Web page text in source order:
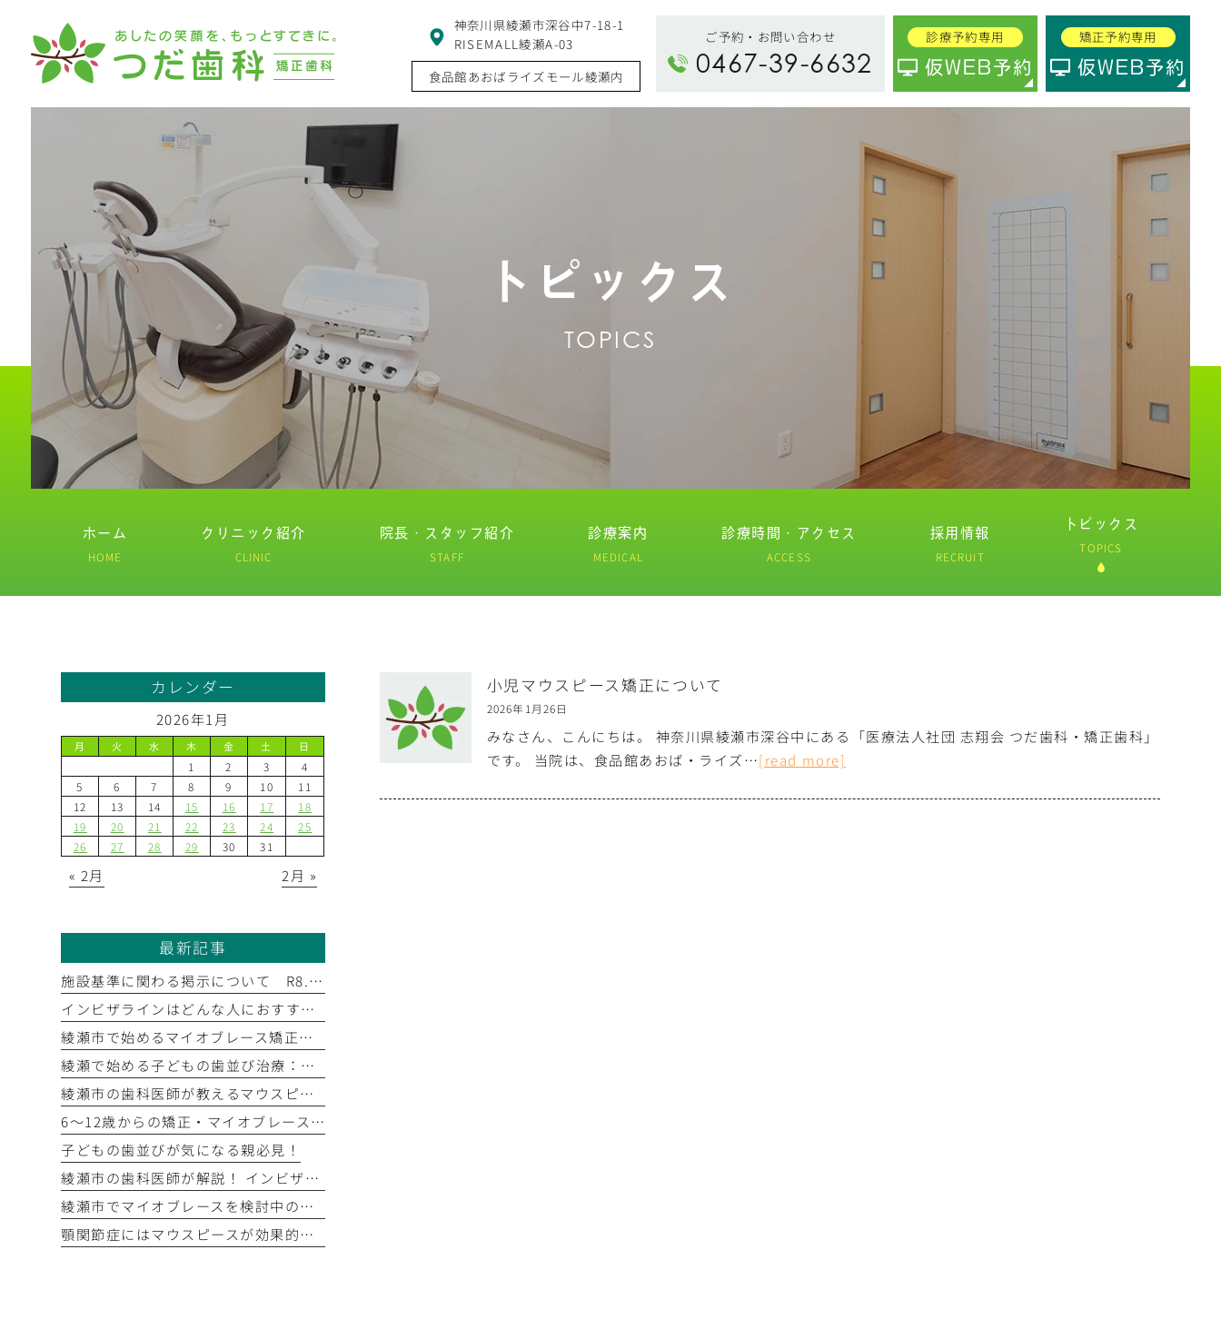
神奈川県綾瀬市深谷中7-18-1
RISEMALL綾瀬A-03
食品館あおばライズモール綾瀬内
ご予約・お問い合わせ
0467-39-6632
診療予約専用
仮WEB予約
矯正予約専用
仮WEB予約
トピックス
TOPICS
ホーム
HOME
クリニック紹介
CLINIC
院長・スタッフ紹介
STAFF
診療案内
MEDICAL
診療時間・アクセス
ACCESS
採用情報
RECRUIT
トピックス
TOPICS
小児マウスピース矯正について
2026年1月26日
みなさん、こんにちは。 神奈川県綾瀬市深谷中にある「医療法人社団 志翔会 つだ歯科・矯正歯科」
です。 当院は、食品館あおば・ライズ…[read more]
カレンダー
2026年1月
月 火 水 木 金 土 日
1 2 3
4
5
6 7 8 9 10
11
12
13 14 15 16 17
18
19
20 21 22 23 24
25
26
27 28 29 30 31
« 2月 2月 »
最新記事
施設基準に関わる掲示について R8.6.1
インビザラインはどんな人におすすめ？ 綾瀬市の歯科医師が教えるマウスピース矯正の全貌
綾瀬市で始めるマイオブレース矯正｜お子さまの未来の歯並びを守るために
綾瀬で始める子どもの歯並び治療：マウスピース矯正と小児矯正の全知識
綾瀬市の歯科医師が教えるマウスピース矯正のメカニズム
6〜12歳からの矯正・マイオブレース治療｜お子さまの成長を活かすマウスピース矯正
子どもの歯並びが気になる親必見！
綾瀬市の歯科医師が解説！ インビザライン矯正のメリットと治療を始めるまでのステップ
綾瀬市でマイオブレースを検討中の方へ｜つだ歯科矯正歯科の小児予防矯正ガイド
顎関節症にはマウスピースが効果的？適切な使用方法と注意点